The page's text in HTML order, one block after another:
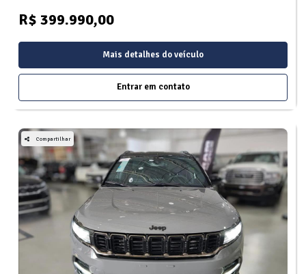
R$ 399.990,00
Mais detalhes do veículo
Entrar em contato
Compartilhar